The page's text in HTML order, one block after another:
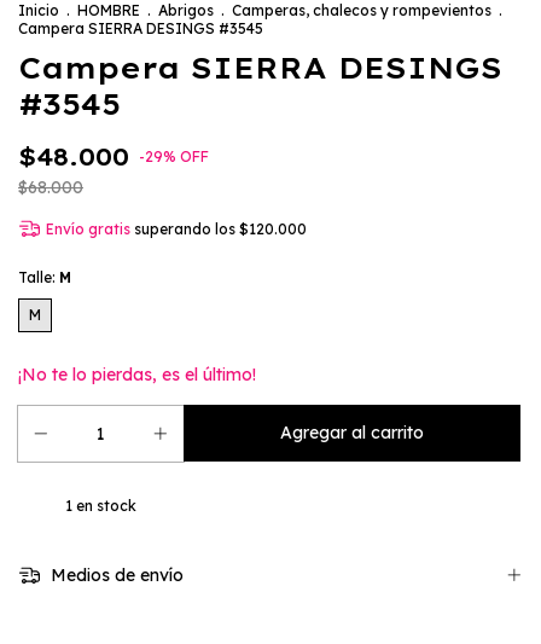
Inicio . HOMBRE . Abrigos . Camperas, chalecos y rompevientos .
Campera SIERRA DESINGS #3545
Campera SIERRA DESINGS
#3545
$48.000 -29% OFF
$68.000
Envío gratis superando los $120.000
Talle: M
M
¡No te lo pierdas, es el último!
1 en stock
Medios de envío